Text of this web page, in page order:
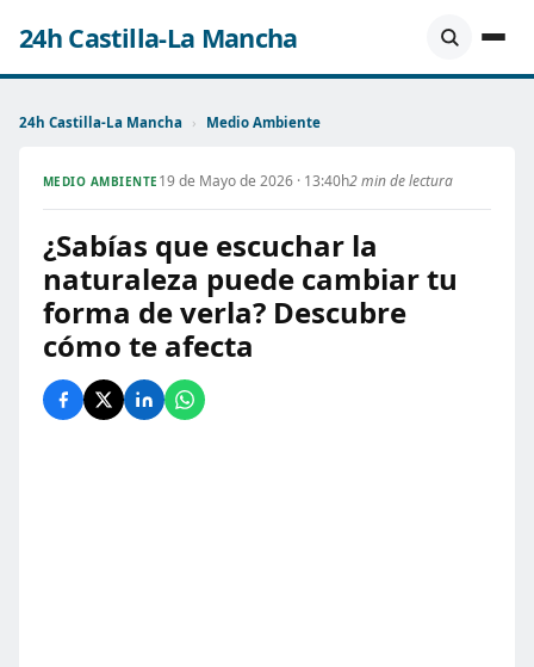
24h Castilla-La Mancha
24h Castilla-La Mancha › Medio Ambiente
MEDIO AMBIENTE 19 de Mayo de 2026 · 13:40h2 min de lectura
¿Sabías que escuchar la
naturaleza puede cambiar tu
forma de verla? Descubre
cómo te afecta